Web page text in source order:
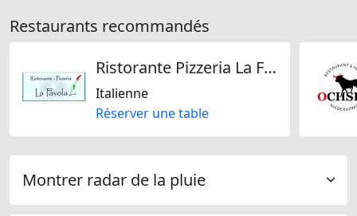
Restaurants recommandés
Ristorante Pizzeria La Favola zur Luxenburg
Italienne
Réserver une table
Montrer radar de la pluie